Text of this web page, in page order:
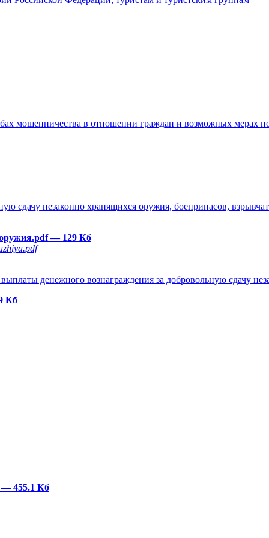
мошенничества в отношении граждан и возможных мерах
сдачу незаконно хранящихся оружия, боеприпасов,
оружия.pdf— 129 Кб
денежного вознаграждения за добровольную сдачу
Кб
— 455.1 Кб